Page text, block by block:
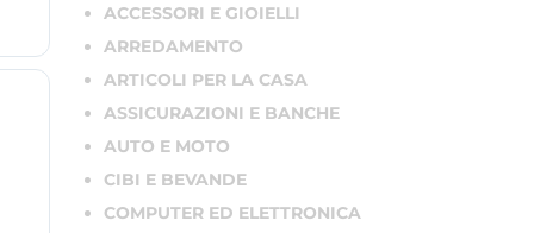
ACCESSORI E GIOIELLI
ARREDAMENTO
ARTICOLI PER LA CASA
ASSICURAZIONI E BANCHE
AUTO E MOTO
CIBI E BEVANDE
COMPUTER ED ELETTRONICA